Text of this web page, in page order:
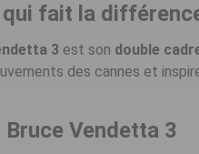
qui fait la
3 est son double
des cannes et
Vendetta 3